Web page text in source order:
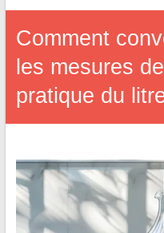
Comment
les mesures
pratique du